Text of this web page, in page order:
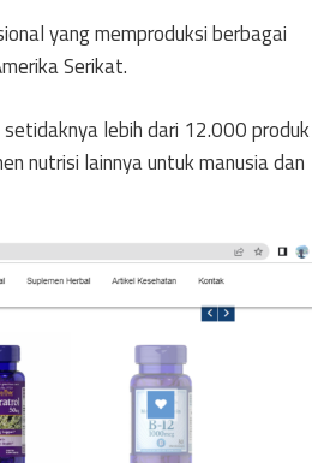
yang memproduksi berbagai
Serikat.
lebih dari 12.000 produk
nutrisi lainnya untuk manusia dan